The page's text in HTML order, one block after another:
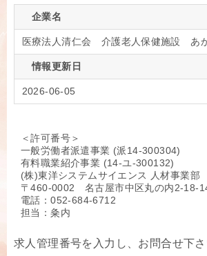
企業名
医療法人清仁会 介護老人保健施設 あ
情報更新日
2026-06-05
＜許可番号＞
一般労働者派遣事業 (派14-300304)
有料職業紹介事業 (14-ユ-300132)
(株)東洋システムサイエンス 人材事業部
〒460-0002 名古屋市中区丸の内2-18-
電話：052-684-6712
担当：粂内
求人管理番号を入力し、お問合せ下さ